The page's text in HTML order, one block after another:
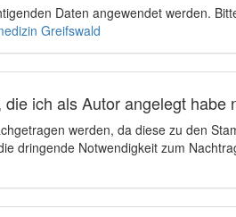
Daten angewendet werden.
Greifswald
ich als Autor angelegt habe
werden, da diese zu den
dringende Notwendigkeit zum